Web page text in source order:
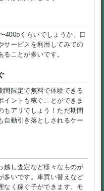
400pくらいでしょうか。口
サービスを利用してみての
ことが多いです。
間限定で無料で体験できる
イントも稼ぐことができま
もアリでしょう！ただ期間
自動引き落としされるケー
越し査定など様々なものが
多いです。車買い替えなど
なく稼ぐ子ができます。モ